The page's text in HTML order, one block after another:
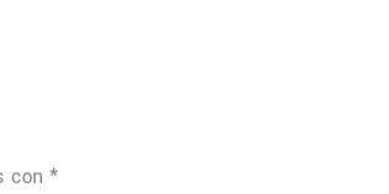
con *